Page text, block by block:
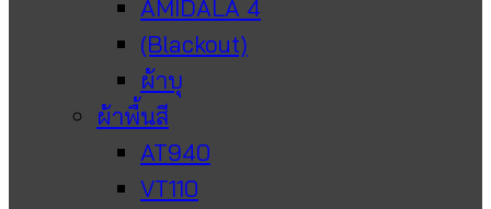
AMIDALA 4
(Blackout)
ผ้าบุ
ผ้าพื้นสี
AT940
VT110